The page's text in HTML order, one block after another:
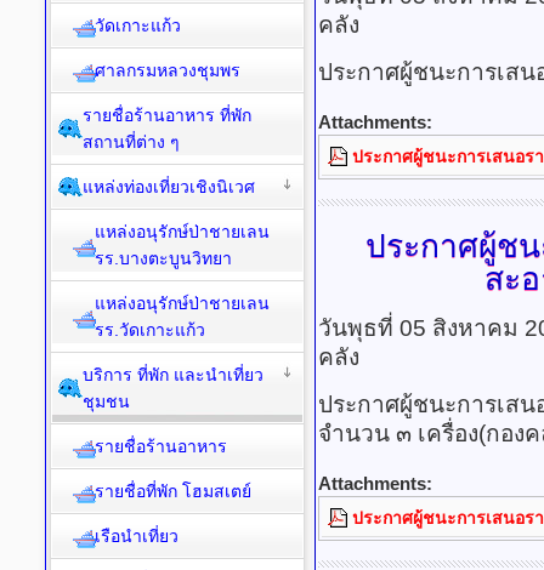
คลัง
ประกาศผู้ชนะการเส
Attachments:
ประกาศผู้ชนะการเสนอ
ประกาศผู้ช
สะ
วันพุธที่ 05 สิงหาคม
คลัง
ประกาศผู้ชนะการเส
จำนวน ๓ เครื่อง(กองค
Attachments:
ประกาศผู้ชนะการเสนอร
วัดเกาะแก้ว
ศาลกรมหลวงชุมพร
รายชื่อร้านอาหาร ที่พัก
สถานที่ต่าง ๆ
แหล่งท่องเที่ยวเชิงนิเวศ
แหล่งอนุรักษ์ป่าชายเลน
รร.บางตะบูนวิทยา
แหล่งอนุรักษ์ป่าชายเลน
รร.วัดเกาะแก้ว
บริการ ที่พัก และนำเที่ยว
ชุมชน
รายชื่อร้านอาหาร
รายชื่อที่พัก โฮมสเตย์
เรือนำเที่ยว